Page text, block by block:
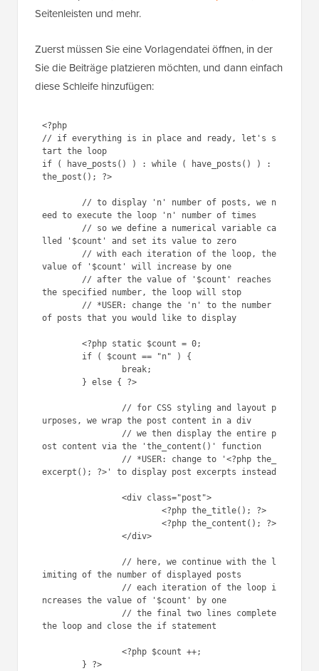
Seitenleisten und mehr.
Zuerst müssen Sie eine Vorlagendatei öffnen, in der
Sie die Beiträge platzieren möchten, und dann einfach
diese Schleife hinzufügen:
<?php
// if everything is in place and ready, let's s
tart the loop
if ( have_posts() ) : while ( have_posts() ) :
the_post(); ?>
eed to execute the loop 'n' number of times
lled '$count' and set its value to zero
value of '$count' will increase by one
the specified number, the loop will stop
of posts that you would like to display
urposes, we wrap the post content in a div
ost content via the 'the_content()' function
excerpt(); ?>' to display post excerpts instead
imiting of the number of displayed posts
ncreases the value of '$count' by one
the loop and close the if statement